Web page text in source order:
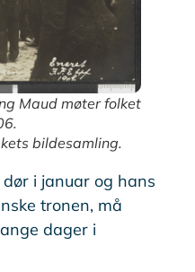
Maud møter folket
bildesamling.
i januar og hans
tronen, må
dager i